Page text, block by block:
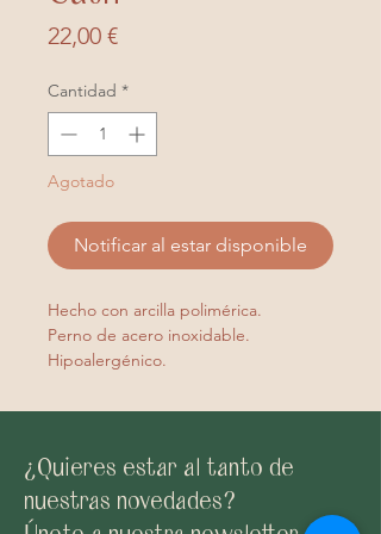
22,00 €Precio
Cantidad *
Agotado
Notificar al estar disponible
Hecho con arcilla polimérica.
Perno de acero inoxidable.
Hipoalergénico.
¿Quieres estar al tanto de
nuestras novedades?